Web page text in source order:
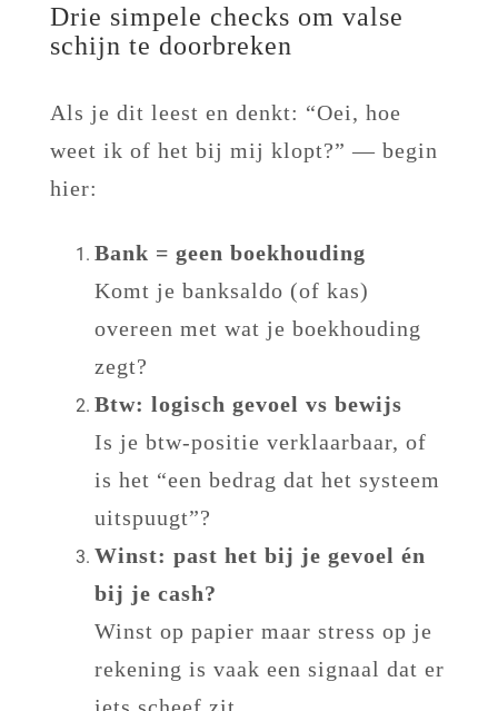
Drie simpele checks om valse
schijn te doorbreken
Als je dit leest en denkt: “Oei, hoe
weet ik of het bij mij klopt?” — begin
hier:
Bank = geen boekhouding
Komt je banksaldo (of kas)
overeen met wat je boekhouding
zegt?
Btw: logisch gevoel vs bewijs
Is je btw-positie verklaarbaar, of
is het “een bedrag dat het systeem
uitspuugt”?
Winst: past het bij je gevoel én
bij je cash?
Winst op papier maar stress op je
rekening is vaak een signaal dat er